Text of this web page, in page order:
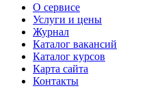
О сервисе
Услуги и цены
Журнал
Каталог вакансий
Каталог курсов
Карта сайта
Контакты